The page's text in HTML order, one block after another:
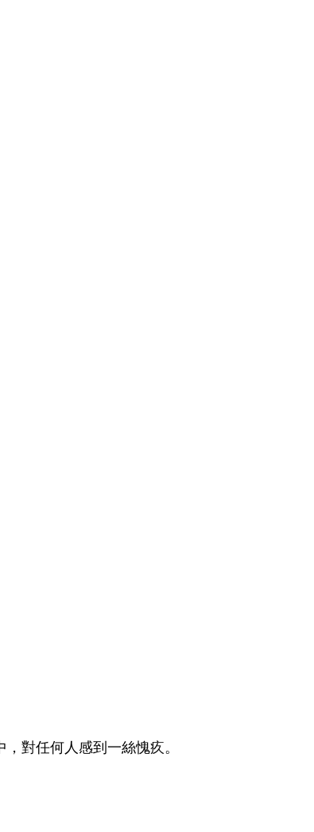
對任何人感到一絲愧疚。